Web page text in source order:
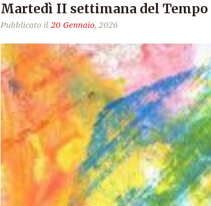
Martedì II settimana del
Pubblicato il 20 Gennaio, 2026